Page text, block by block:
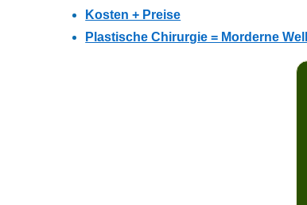
Kosten + Preise
Plastische Chirurgie = Morderne